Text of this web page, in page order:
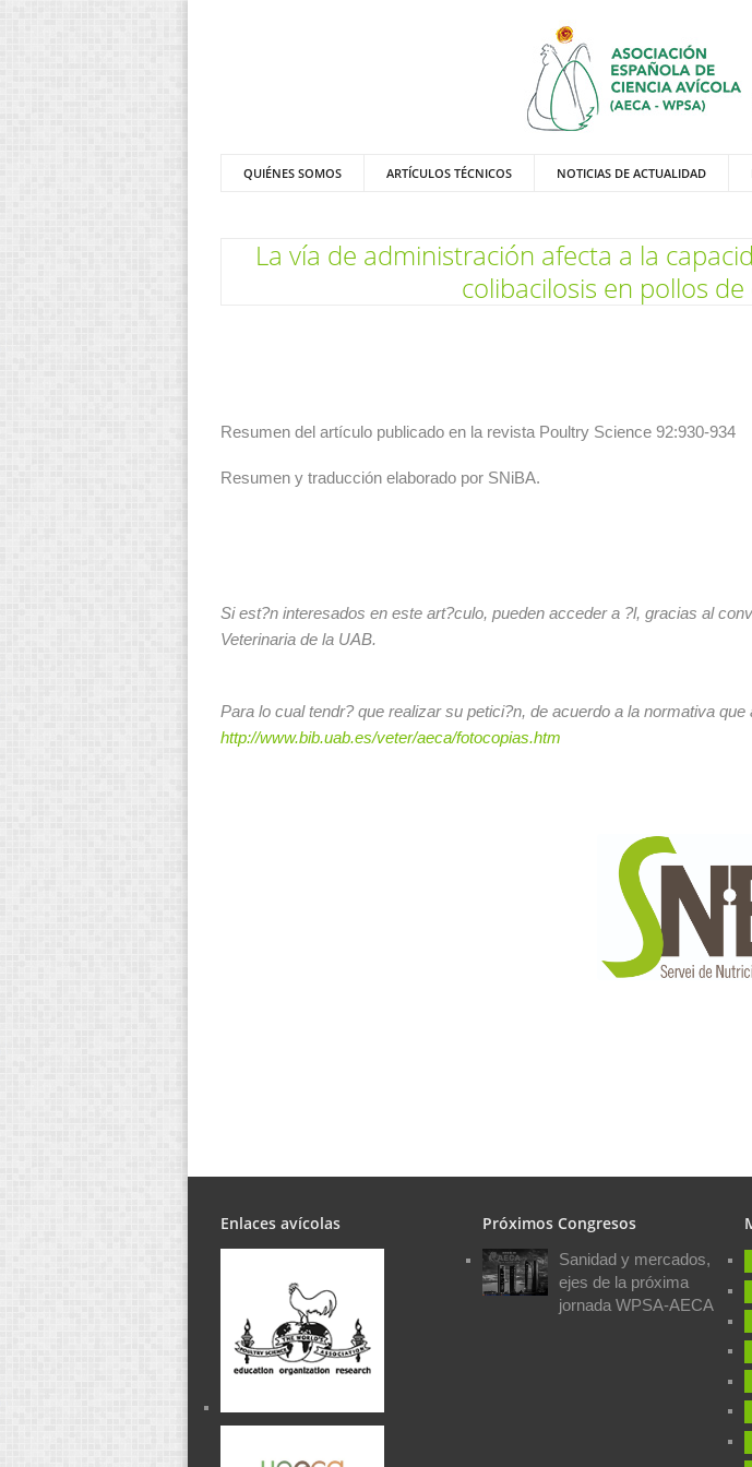
QUIÉNES SOMOS ARTÍCULOS TÉCNICOS NOTICIAS DE ACTUALIDAD
La vía de administración afecta a la
colibacilosis en pollos
Resumen del artículo publicado en la revista Poultry Science 92:930-934
Resumen y traducción elaborado por SNiBA.
Si est?n interesados en este art?culo, pueden acceder a ?l, gracias al
Veterinaria de la UAB.
Para lo cual tendr? que realizar su petici?n, de acuerdo a la normativa
http://www.bib.uab.es/veter/aeca/fotocopias.htm
Enlaces avícolas Próximos Congresos
Sanidad y mercados,
ejes de la próxima
jornada WPSA-AECA